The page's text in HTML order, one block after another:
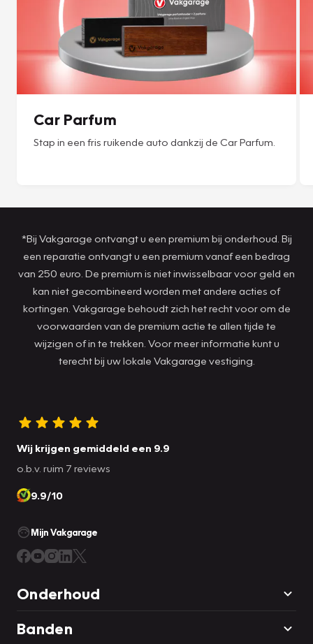
Car Parfum
Stap in een fris ruikende auto dankzij de Car Parfum.
*Bij Vakgarage ontvangt u een premium bij onderhoud. Bij
een reparatie ontvangt u een premium vanaf een bedrag
van 250 euro. De premium is niet inwisselbaar voor geld en
kan niet gecombineerd worden met andere acties of
kortingen. Vakgarage behoudt zich het recht voor om de
voorwaarden van de premium actie te allen tijde te
wijzigen of in te trekken. Voor meer informatie kunt u
terecht bij uw lokale Vakgarage vestiging.
Wij krijgen gemiddeld een 9.9
o.b.v. ruim 7 reviews
9.9/10
Mijn Vakgarage
Onderhoud
Banden